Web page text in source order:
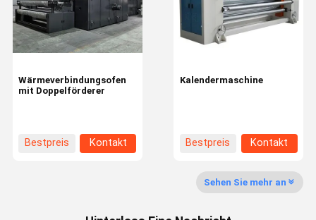
Werksbesich
Tigung
Qualitätskon
Trolle
Kontaktieren Neuigkeiten
Kalendermaschine
Bestpreis Kontakt
Wärmeverbindungsofen
mit Doppelförderer
Bestpreis Kontakt
Sehen Sie mehr an